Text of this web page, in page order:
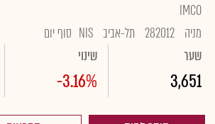
IMCO
מניה 282012 תל-אביב NIS סוף יום
שער
3,651
שינוי
-3.16%